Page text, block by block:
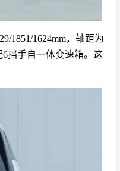
1851/1624mm，轴距为
挡手自一体变速箱。这